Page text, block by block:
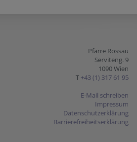
Pfarre Rossau
Serviteng. 9
1090 Wien
T +43 (1) 317 61 95
E-Mail schreiben
Impressum
Datenschutzerklärung
Barrierefreiheitserklärung